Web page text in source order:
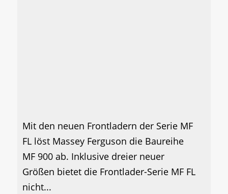
Mit den neuen Frontladern der Serie MF
FL löst Massey Ferguson die Baureihe
MF 900 ab. Inklusive dreier neuer
Größen bietet die Frontlader-Serie MF FL
nicht...